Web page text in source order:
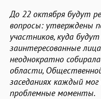
До 22 октября будут
вопросы: утверждены
участников, куда
заинтересованные
неоднократно
области,
заседаниях каждый
проблемные моменты.